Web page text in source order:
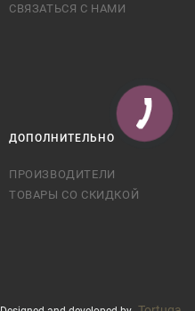
СВЯЗАТЬСЯ С НАМИ
ДОПОЛНИТЕЛЬНО
ПРОИЗВОДИТЕЛИ
ТОВАРЫ СО СКИДКОЙ